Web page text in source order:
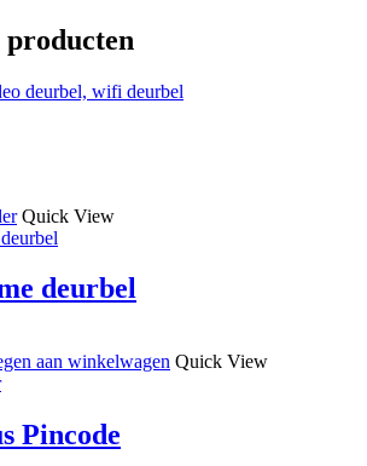
producten
Quick View
deurbel
aan winkelwagen Quick View
Pincode